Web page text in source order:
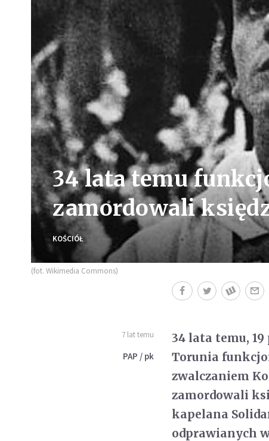
34 lata temu
zamordowali
KOŚCIÓŁ
(fot. Wikimedia Commons)
7 lat temu
PAP / pk
34 lata temu,
Torunia
zwalczaniem
zamordowali
kapelana
odprawianych